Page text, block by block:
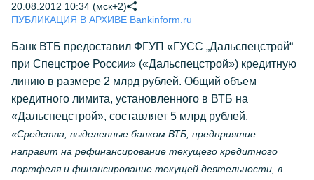
20.08.2012 10:34 (мск+2)
ПУБЛИКАЦИЯ В АРХИВЕ Bankinform.ru
Банк ВТБ предоставил ФГУП «ГУСС „Дальспецстрой“
при Спецстрое России» («Дальспецстрой») кредитную
линию в размере 2 млрд рублей. Общий объем
кредитного лимита, установленного в ВТБ на
«Дальспецстрой», составляет 5 млрд рублей.
«Средства, выделенные банком ВТБ, предприятие
направит на рефинансирование текущего кредитного
портфеля и финансирование текущей деятельности, в